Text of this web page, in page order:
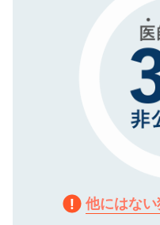
他にはな